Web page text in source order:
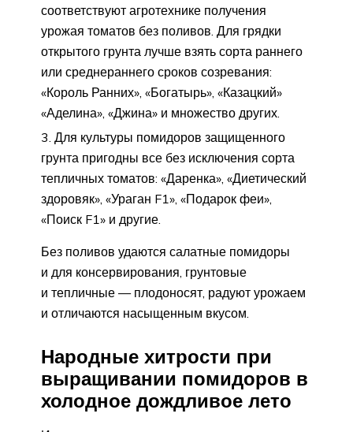
соответствуют агротехнике получения
урожая томатов без поливов. Для грядки
открытого грунта лучше взять сорта раннего
или среднераннего сроков созревания:
«Король Ранних», «Богатырь», «Казацкий»
«Аделина», «Джина» и множество других.
Для культуры помидоров защищенного
грунта пригодны все без исключения сорта
тепличных томатов: «Даренка», «Диетический
здоровяк», «Ураган F1», «Подарок феи»,
«Поиск F1» и другие.
Без поливов удаются салатные помидоры
и для консервирования, грунтовые
и тепличные — плодоносят, радуют урожаем
и отличаются насыщенным вкусом.
Народные хитрости при
выращивании помидоров в
холодное дождливое лето